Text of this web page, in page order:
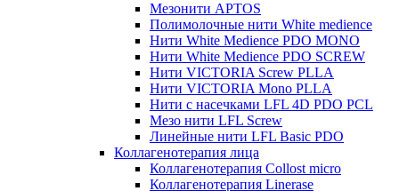
Мезонити APTOS
Полимолочные нити White medience
Нити White Medience PDO MONO
Нити White Medience PDO SCREW
Нити VICTORIA Screw PLLA
Нити VICTORIA Mono PLLA
Нити с насечками LFL 4D PDO PCL
Мезо нити LFL Screw
Линейные нити LFL Basic PDO
Коллагенотерапия лица
Коллагенотерапия Collost micro
Коллагенотерапия Linerase